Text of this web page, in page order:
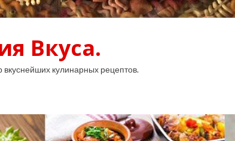
Вкуса.
вкуснейших кулинарных рецептов.